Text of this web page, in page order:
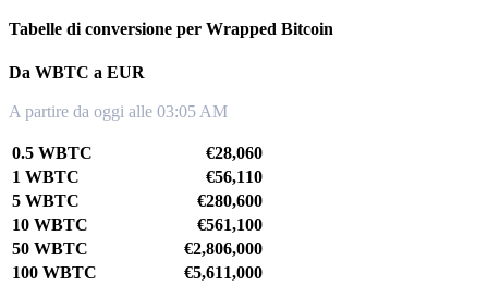
Tabelle di conversione per Wrapped Bitcoin
Da WBTC a EUR
A partire da oggi alle 03:05 AM
0.5 WBTC
€28,060
1 WBTC
€56,110
5 WBTC
€280,600
10 WBTC
€561,100
50 WBTC
€2,806,000
100 WBTC
€5,611,000